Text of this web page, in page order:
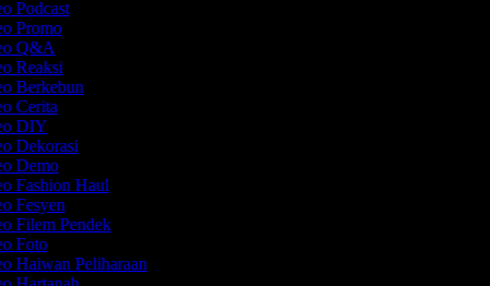
Podcast
Promo
Q&A
Reaksi
Berkebun
Cerita
DIY
Dekorasi
Demo
Fashion Haul
Fesyen
Filem Pendek
Foto
Haiwan Peliharaan